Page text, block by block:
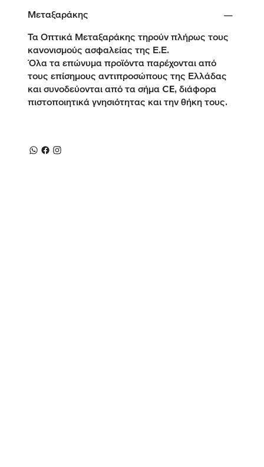
Μεταξαράκης
Τα Οπτικά Μεταξαράκης τηρούν πλήρως τους
κανονισμούς ασφαλείας της Ε.Ε.
Όλα τα επώνυμα προϊόντα παρέχονται από
τους επίσημους αντιπροσώπους της Ελλάδας
και συνοδεύονται από τα σήμα CE, διάφορα
πιστοποιητικά γνησιότητας και την θήκη τους.